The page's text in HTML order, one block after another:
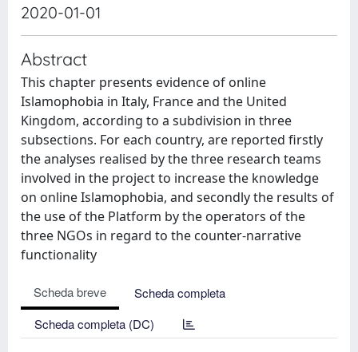
2020-01-01
Abstract
This chapter presents evidence of online
Islamophobia in Italy, France and the United
Kingdom, according to a subdivision in three
subsections. For each country, are reported firstly
the analyses realised by the three research teams
involved in the project to increase the knowledge
on online Islamophobia, and secondly the results of
the use of the Platform by the operators of the
three NGOs in regard to the counter-narrative
functionality
Scheda breve
Scheda completa
Scheda completa (DC)